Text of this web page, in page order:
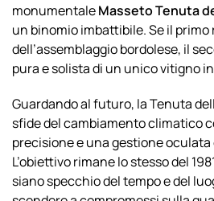
monumentaleMasseto Tenuta
un binomio imbattibile. Se il primo
dell’assemblaggio bordolese, il
pura e solista di un unico vitigno
Guardando al futuro, la Tenuta
sfide del cambiamento climatico
precisione e una gestione
L’obiettivo rimane lo stesso del
siano specchio del tempo e del